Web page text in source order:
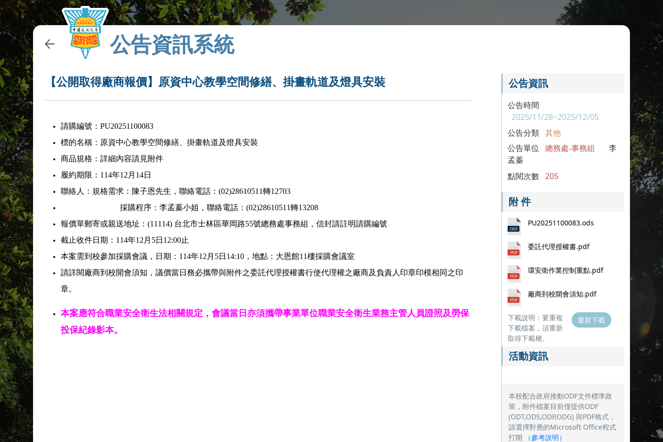
公告資訊系統
【公開取得廠商報價】原資中心教學空間修繕、掛畫軌道及燈具安裝
請購編號：PU20251100083
標的名稱：原資中心教學空間修繕、掛畫軌道及燈具安裝
商品規格：詳細內容請見附件
履約期限：114年12月14日
聯絡人：規格需求：陳子恩先生，聯絡電話：(02)28610511轉12703
採購程序：李孟蓁小姐，聯絡電話：(02)28610511轉13208
報價單郵寄或親送地址：(11114) 台北市士林區華岡路55號總務處事務組，信封請註明請購編號
截止收件日期：114年12月5日12:00止
本案需到校參加採購會議，日期：114年12月5日14:10，地點：大恩館11樓採購會議室
請詳閱廠商到校開會須知，議價當日務必攜帶與附件之委託代理授權書行使代理權之廠商及負責人印章印模相同之印
章。
本案應符合職業安全衛生法相關規定，會議當日亦須攜帶事業單位職業安全衛生業務主管人員證照及勞保
投保紀錄影本。
公告資訊
公告時間
2025/11/28~2025/12/05
公告分類 其他
公告單位 總務處-事務組
李
孟蓁
點閱次數 205
附 件
PU20251100083.ods
委託代理授權書.pdf
環安衛作業控制重點.pdf
廠商到校開會須知.pdf
下載說明：要重複
下載檔案，須重新
取得下載權。
重新下載
活動資訊
本校配合政府推動ODF文件標準政
策，附件檔案目前僅提供ODF
(ODT,ODS,ODP,ODG) 與PDF格式，
請選擇對應的Microsoft Office程式
打開
（參考說明）